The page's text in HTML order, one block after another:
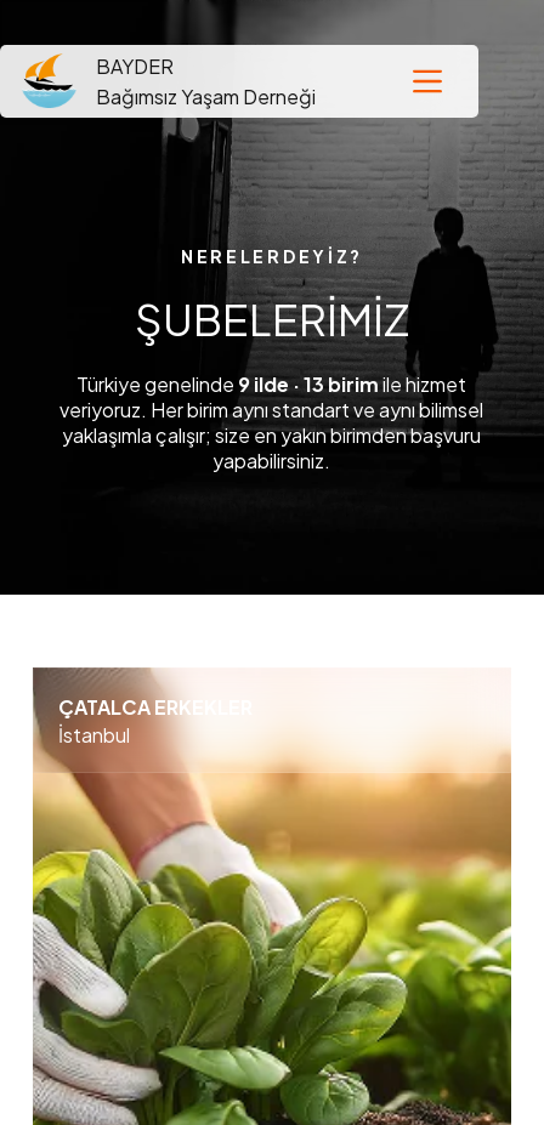
BAYDER
Bağımsız Yaşam Derneği
NERELERDEYİZ?
ŞUBELERİMİZ
Türkiye genelinde 9 ilde · 13 birimile hizmet
veriyoruz. Her birim aynı standart ve aynı bilimsel
yaklaşımla çalışır; size en yakın birimden başvuru
yapabilirsiniz.
ÇATALCA ERKEKLER
İstanbul